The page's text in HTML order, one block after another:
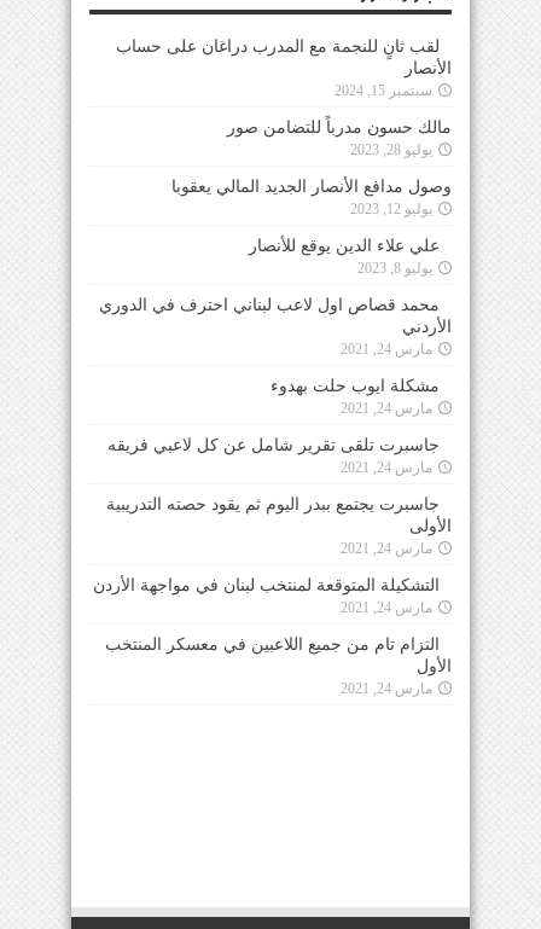
لقب ثانٍ للنجمة مع المدرب دراغان على حساب
الأنصار
سبتمبر 15, 2024
مالك حسون مدرباً للتضامن صور
يوليو 28, 2023
وصول مدافع الأنصار الجديد المالي يعقوبا
يوليو 12, 2023
علي علاء الدين يوقع للأنصار
يوليو 8, 2023
محمد قصاص اول لاعب لبناني احترف في الدوري
الأردني
مارس 24, 2021
مشكلة ايوب حلت بهدوء
مارس 24, 2021
جاسبرت تلقى تقرير شامل عن كل لاعبي فريقه
مارس 24, 2021
جاسبرت يجتمع ببدر اليوم ثم يقود حصته التدريبية
الأولى
مارس 24, 2021
التشكيلة المتوقعة لمنتخب لبنان في مواجهة الأردن
مارس 24, 2021
التزام تام من جميع اللاعبين في معسكر المنتخب
الأول
مارس 24, 2021